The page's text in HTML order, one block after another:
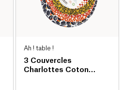
Ah ! table !
3 Couvercles
Charlottes Coton